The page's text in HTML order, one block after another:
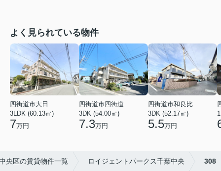
よく見られている物件
四街道市大日
3LDK (60.13㎡)
7万円
四街道市四街道
3DK (54.00㎡)
7.3万円
四街道市和良比
3DK (52.17㎡)
5.5万円
央区の賃貸物件一覧 ロイジェントパークス千葉中央 308